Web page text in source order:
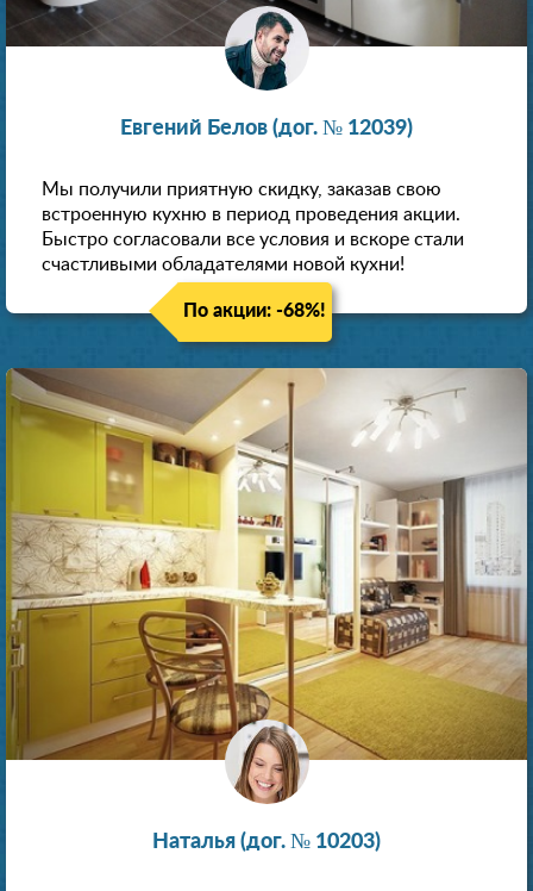
Евгений Белов (дог. № 12039)
Мы получили приятную скидку, заказав свою
встроенную кухню в период проведения акции.
Быстро согласовали все условия и вскоре стали
счастливыми обладателями новой кухни!
По акции: -68%!
Наталья (дог. № 10203)